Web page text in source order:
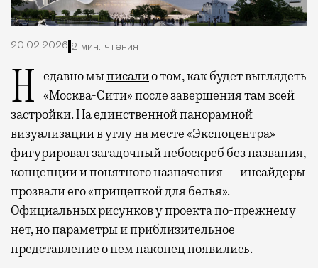
20.02.2026 2 мин. чтения
Недавно мыписалио том, как будет выглядеть
«Москва-Сити» после завершения там всей
застройки. На единственной панорамной
визуализации в углу на месте «Экспоцентра»
фигурировал загадочный небоскреб без названия,
концепции и понятного назначения — инсайдеры
прозвали его «прищепкой для белья».
Официальных рисунков у проекта по-прежнему
нет, но параметры и приблизительное
представление о нем наконец появились.